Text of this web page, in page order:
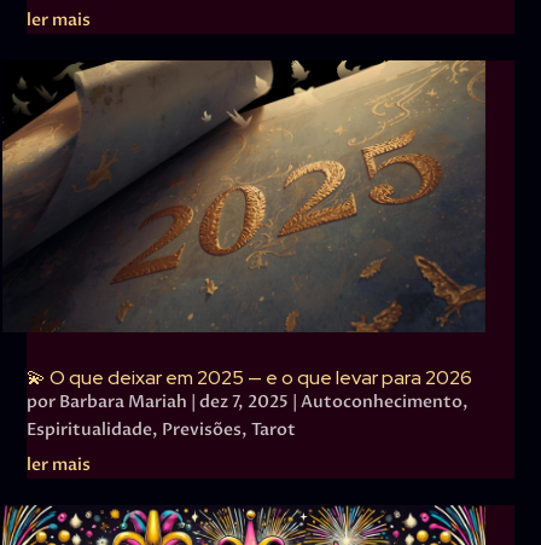
ler mais
💫 O que deixar em 2025 — e o que levar para 2026
por Barbara Mariah |dez 7, 2025 |Autoconhecimento,
Espiritualidade, Previsões,Tarot
ler mais